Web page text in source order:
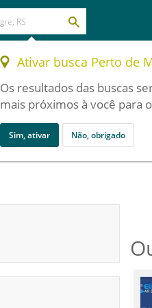
Ativar busca Perto de
Os resultados das buscas
mais próximos à você para
Sim, ativar Não, obrigado